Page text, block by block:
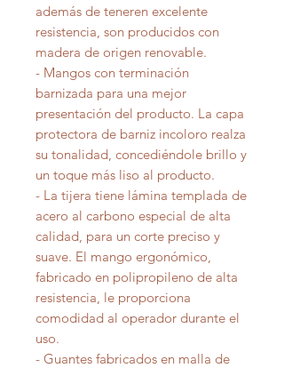
además de teneren excelente
resistencia, son producidos con
madera de origen renovable.
- Mangos con terminación
barnizada para una mejor
presentación del producto. La capa
protectora de barniz incoloro realza
su tonalidad, concediéndole brillo y
un toque más liso al producto.
- La tijera tiene lámina templada de
acero al carbono especial de alta
calidad, para un corte preciso y
suave. El mango ergonómico,
fabricado en polipropileno de alta
resistencia, le proporciona
comodidad al operador durante el
uso.
- Guantes fabricados en malla de